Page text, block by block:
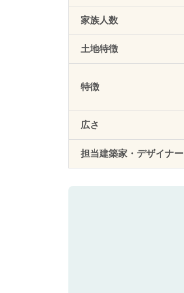
家族人数
土地特徴
特徴
広さ
担当建築家・デザイナー